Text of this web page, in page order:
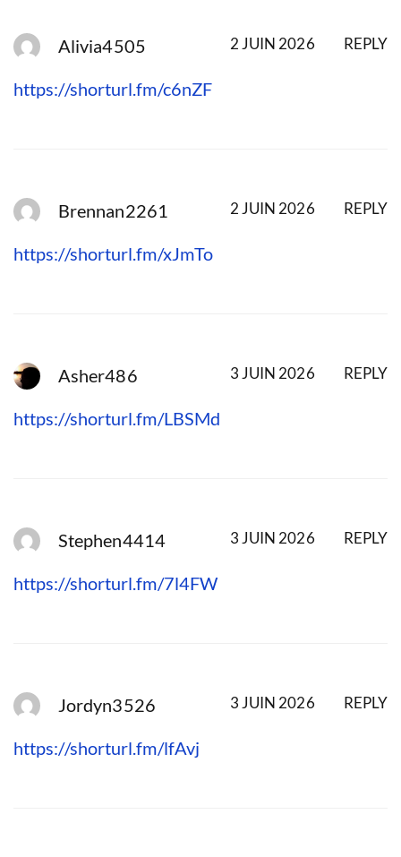
Alivia4505 REPLY
2 JUIN 2026
https://shorturl.fm/c6nZF
Brennan2261 REPLY
2 JUIN 2026
https://shorturl.fm/xJmTo
Asher486 REPLY
3 JUIN 2026
https://shorturl.fm/LBSMd
Stephen4414 REPLY
3 JUIN 2026
https://shorturl.fm/7l4FW
Jordyn3526 REPLY
3 JUIN 2026
https://shorturl.fm/lfAvj